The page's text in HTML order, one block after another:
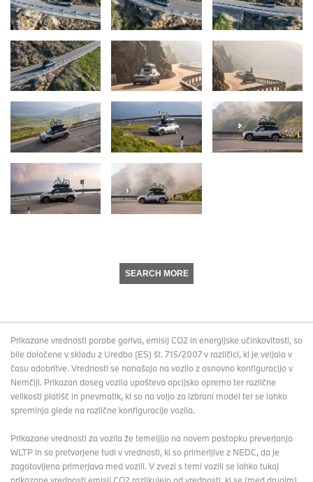
SEARCH MORE
Prikazane vrednosti porabe goriva, emisij CO2 in energijske učinkovitosti, so
bile določene v skladu z Uredbo (ES) št. 715/2007 v različici, ki je veljala v
času odobritve. Vrednosti se nanašajo na vozilo z osnovno konfiguracijo v
Nemčiji. Prikazan doseg vozila upošteva opcijsko opremo ter različne
velikosti platišč in pnevmatik, ki so na voljo za izbrani model ter se lahko
spreminja glede na različne konfiguracije vozila.
Prikazane vrednosti za vozila že temeljijo na novem postopku preverjanja
WLTP in so pretvorjene tudi v vrednosti, ki so primerljive z NEDC, da je
zagotovljena primerjava med vozili. V zvezi s temi vozili se lahko tukaj